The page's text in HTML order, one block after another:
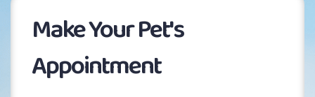
Make Your Pet's
Appointment